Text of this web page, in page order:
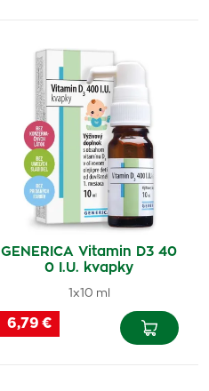
GENERICA Vitamin D3 40
0 I.U. kvapky
1x10 ml
6,79 €